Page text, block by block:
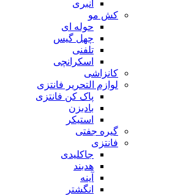
انبری
کش مو
حوله ای
چهل گیس
تلفنی
اسکرانچی
کانزاشی
لوازم التحریر فانتزی
پاک کن فانتزی
بادبزن
استیکر
گیره جفتی
فانتزی
جاکلیدی
هدبند
آینه
انگشتر